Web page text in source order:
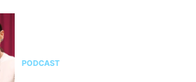
PODCAST